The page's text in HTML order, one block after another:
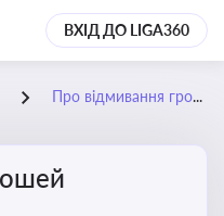
ВХІД ДО LIGA360
Про відмивання грошей